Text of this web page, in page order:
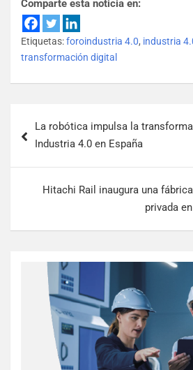
Comparte esta noticia en:
Etiquetas:foroindustria 4.0, industria
transformación digital
La robótica impulsa la
Industria 4.0 en España
Hitachi Rail inaugura una
privada